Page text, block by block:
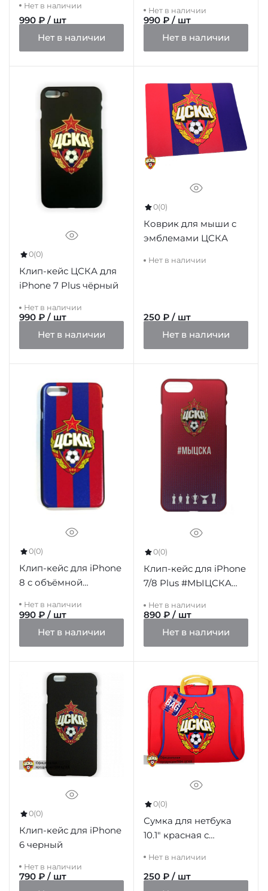
Нет в наличии
990 ₽ / шт
Нет в наличии
ПФК ЦСКА, цвет
красно-синий
Нет в наличии
990 ₽ / шт
Нет в наличии
0(0)
Клип-кейс ЦСКА для
iPhone 7 Plus чёрный
Нет в наличии
990 ₽ / шт
Нет в наличии
0(0)
Коврик для мыши с
эмблемами ЦСКА
Нет в наличии
250 ₽ / шт
Нет в наличии
0(0)
Клип-кейс для iPhone
8 c объёмной
цвет красно-синий
Нет в наличии
990 ₽ / шт
Нет в наличии
0(0)
Клип-кейс для iPhone
7/8 Plus #МЫЦСКА
Нет в наличии
890 ₽ / шт
Нет в наличии
0(0)
Клип-кейс для iPhone
6 черный
Нет в наличии
790 ₽ / шт
0(0)
Сумка для нетбука
10.1" красная с
Нет в наличии
250 ₽ / шт